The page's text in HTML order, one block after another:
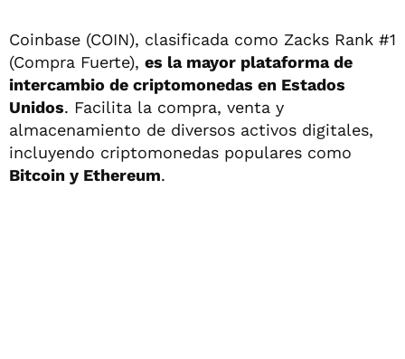
Coinbase (COIN), clasificada como Zacks Rank #1
(Compra Fuerte), es la mayor plataforma de
intercambio de criptomonedas en Estados
Unidos. Facilita la compra, venta y
almacenamiento de diversos activos digitales,
incluyendo criptomonedas populares como
Bitcoin y Ethereum.